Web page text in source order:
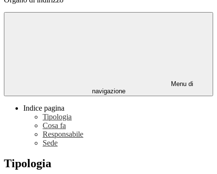
Menu di
navigazione
Indice pagina
Tipologia
Cosa fa
Responsabile
Sede
Tipologia